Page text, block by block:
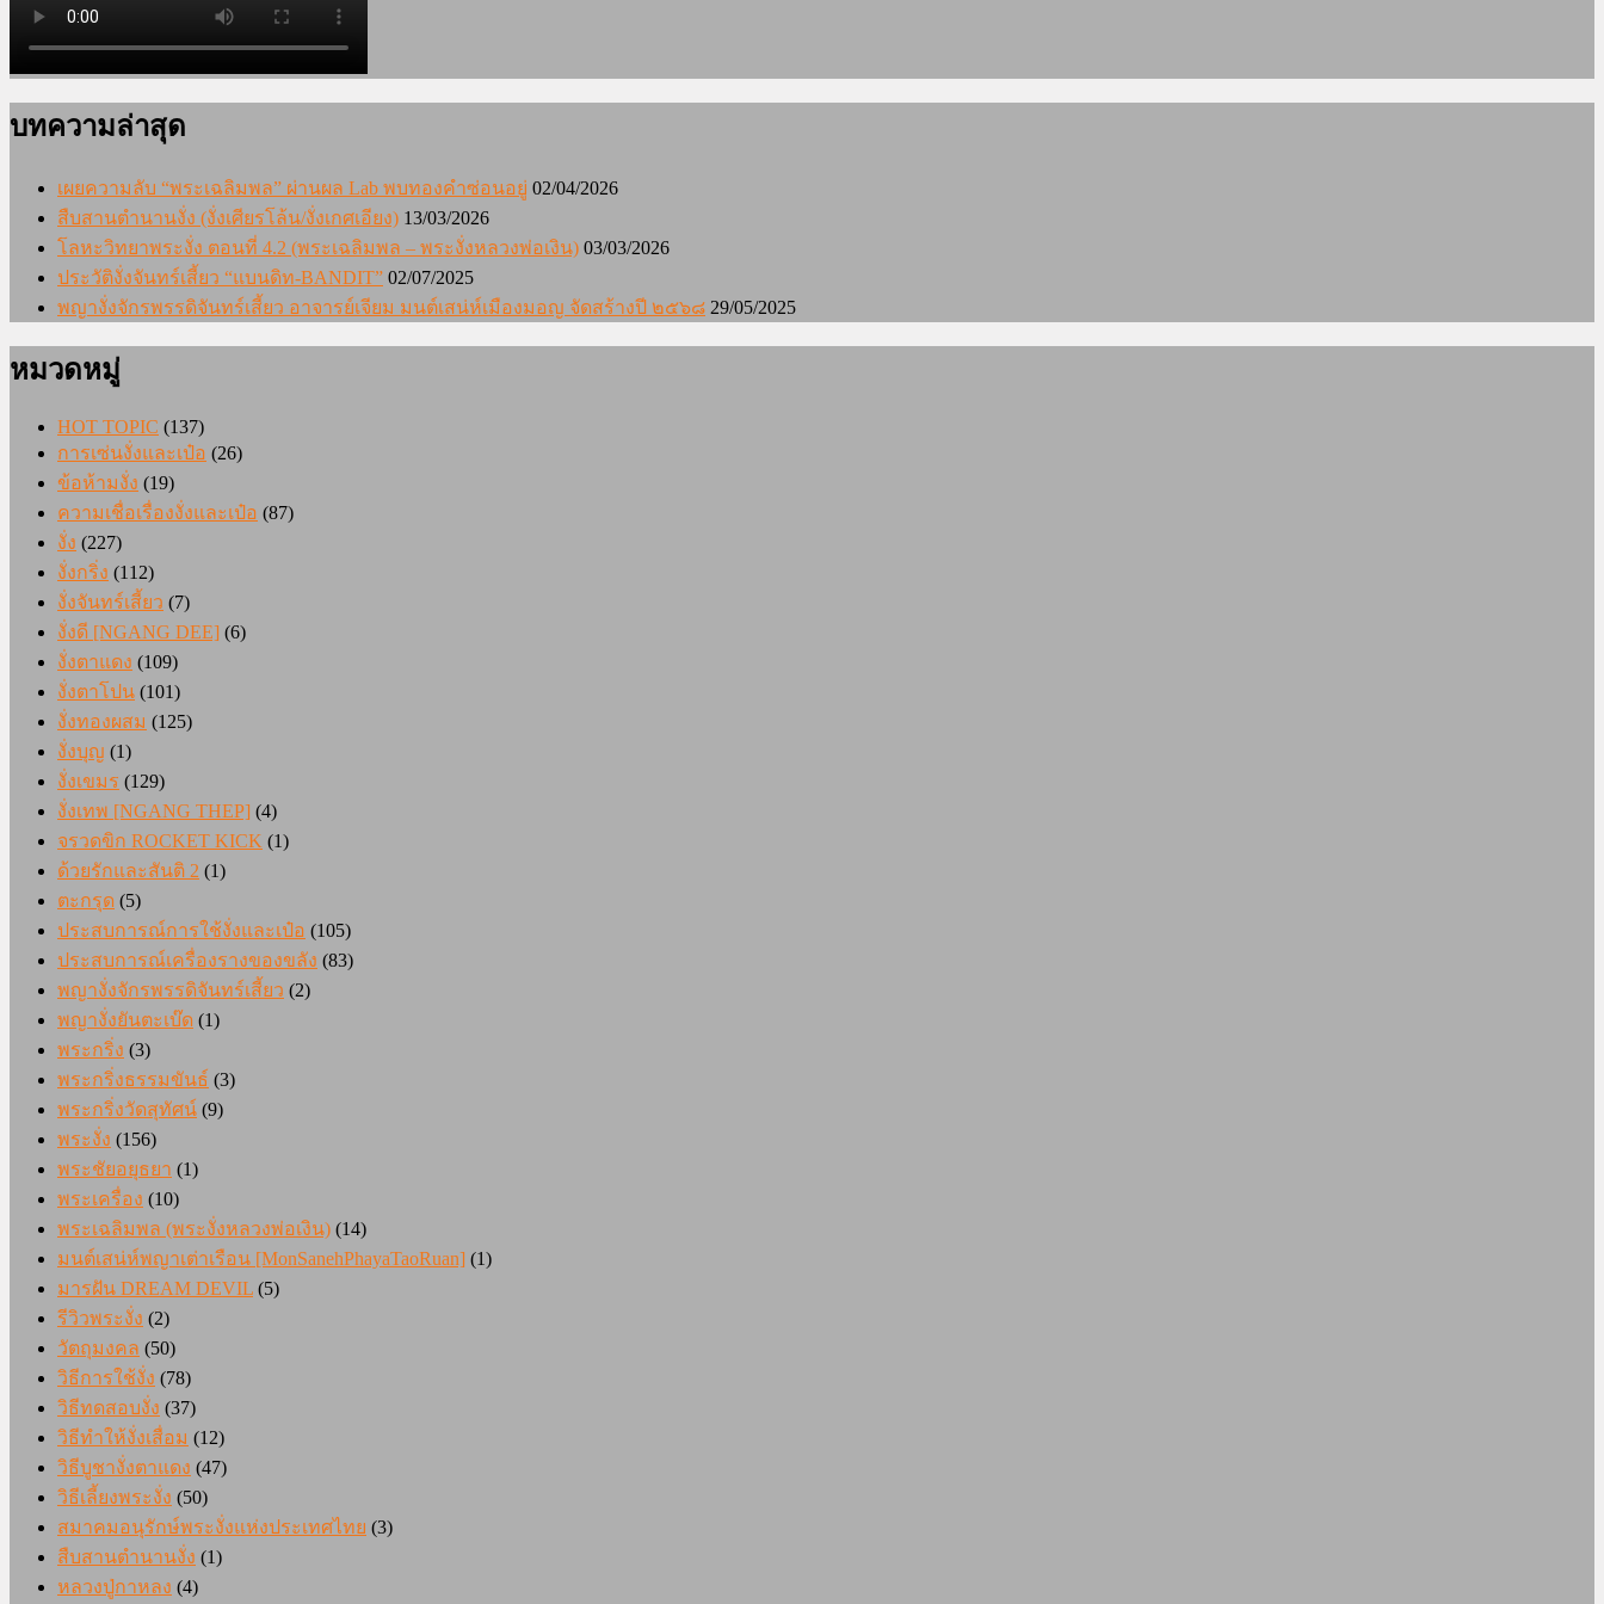
บทความล่าสุด
เผยความลับ “พระเฉลิมพล” ผ่านผล Lab พบทองคำซ่อนอยู่ 02/04/2026
สืบสานตำนานงั่ง (งั่งเศียรโล้น/งั่งเกศเอียง) 13/03/2026
โลหะวิทยาพระงั่ง ตอนที่ 4.2 (พระเฉลิมพล – พระงั่งหลวงพ่อเงิน) 03/03/2026
ประวัติงั่งจันทร์เสี้ยว “แบนดิท-BANDIT” 02/07/2025
พญางั่งจักรพรรดิจันทร์เสี้ยว อาจารย์เจียม มนต์เสน่ห์เมืองมอญ จัดสร้างปี ๒๕๖๘ 29/05/2025
หมวดหมู่
HOT TOPIC (137)
การเซ่นงั่งและเป๋อ (26)
ข้อห้ามงั่ง (19)
ความเชื่อเรื่องงั่งและเป๋อ (87)
งั่ง (227)
งั่งกริ่ง (112)
งั่งจันทร์เสี้ยว (7)
งั่งดี [NGANG DEE] (6)
งั่งตาแดง (109)
งั่งตาโปน (101)
งั่งทองผสม (125)
งั่งบุญ (1)
งั่งเขมร (129)
งั่งเทพ [NGANG THEP] (4)
จรวดขิก ROCKET KICK (1)
ด้วยรักและสันติ 2 (1)
ตะกรุด (5)
ประสบการณ์การใช้งั่งและเป๋อ (105)
ประสบการณ์เครื่องรางของขลัง (83)
พญางั่งจักรพรรดิจันทร์เสี้ยว (2)
พญางั่งยันตะเบ๊ด (1)
พระกริ่ง (3)
พระกริ่งธรรมขันธ์ (3)
พระกริ่งวัดสุทัศน์ (9)
พระงั่ง (156)
พระชัยอยุธยา (1)
พระเครื่อง (10)
พระเฉลิมพล (พระงั่งหลวงพ่อเงิน) (14)
มนต์เสน่ห์พญาเต่าเรือน [MonSanehPhayaTaoRuan] (1)
มารฝัน DREAM DEVIL (5)
รีวิวพระงั่ง (2)
วัตถุมงคล (50)
วิธีการใช้งั่ง (78)
วิธีทดสอบงั่ง (37)
วิธีทำให้งั่งเสื่อม (12)
วิธีบูชางั่งตาแดง (47)
วิธีเลี้ยงพระงั่ง (50)
สมาคมอนุรักษ์พระงั่งแห่งประเทศไทย (3)
สืบสานตำนานงั่ง (1)
หลวงปู่กาหลง (4)